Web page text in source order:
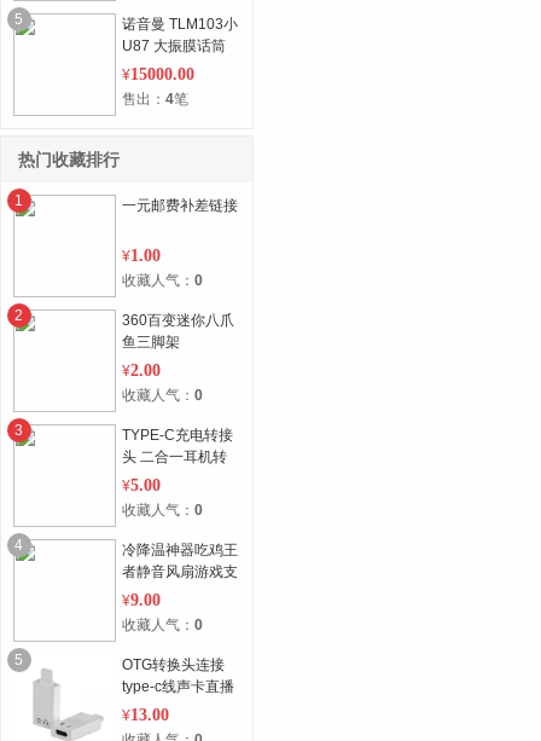
5
诺音曼 TLM103小
U87 大振膜话筒
¥15000.00
售出： 4笔
热门收藏排行
1 一元邮费补差链接
¥1.00
收藏人气： 0
2
360百变迷你八爪
鱼三脚架
¥2.00
收藏人气： 0
3
TYPE-C充电转接
头 二合一耳机转
接头
¥5.00
收藏人气： 0
4
冷降温神器吃鸡王
者静音风扇游戏支
架
¥9.00
收藏人气： 0
5
OTG转换头连接
type-c线声卡直播
充电
¥13.00